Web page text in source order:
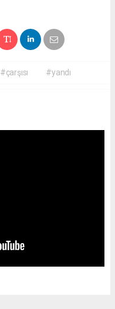
#çarşısı #yandı